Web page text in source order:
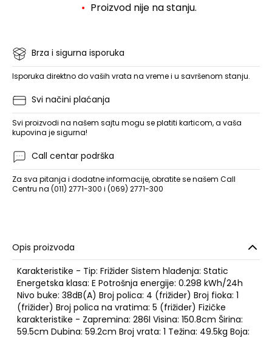
Proizvod nije na stanju.
Brza i sigurna isporuka
Isporuka direktno do vaših vrata na vreme i u savršenom stanju.
Svi načini plaćanja
Svi proizvodi na našem sajtu mogu se platiti karticom, a vaša
kupovina je sigurna!
Call centar podrška
Za sva pitanja i dodatne informacije, obratite se našem Call
Centru na (011) 2771-300 i (069) 2771-300
Opis proizvoda
Karakteristike - Tip: Frižider Sistem hlađenja: Static
Energetska klasa: E Potrošnja energije: 0.298 kWh/24h
Nivo buke: 38dB(A) Broj polica: 4 (frižider) Broj fioka: 1
(frižider) Broj polica na vratima: 5 (frižider) Fizičke
karakteristike - Zapremina: 286l Visina: 150.8cm Širina:
59.5cm Dubina: 59.2cm Broj vrata: 1 Težina: 49.5kg Boja: